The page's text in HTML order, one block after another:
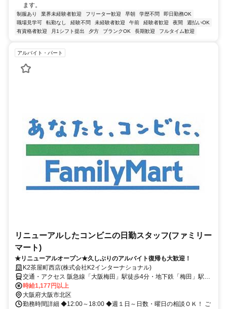
ます。
制服あり 業界未経験者歓迎 フリーター歓迎 早朝 学歴不問
即日勤務OK
職場見学可
転勤なし 経験不問 未経験者歓迎 午前 経験者歓迎 夜間
週払いOK
有資格者歓迎
月1シフト提出 夕方 ブランクOK 長期歓迎 フルタイム歓迎
アルバイト・パート
リニューアルしたコンビニの日勤スタッフ(ファミリー
マート)
★リニューアルオープン★久しぶりのアルバイト復帰も大歓迎！
K2茶屋町西店(株式会社K2インターナショナル)
交通・アクセス 阪急線「大阪梅田」駅徒歩4分・地下鉄「梅田」駅徒
歩6分
時給1,177円以上
大阪府大阪市北区
勤務時間詳細 ◆12:00～18:00 ◆週１日～日数・曜日の相談ＯＫ！ ご